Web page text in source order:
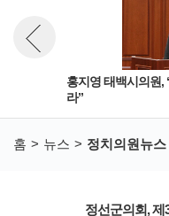
홍지영 태백시의원,
라”
뉴스 이전보기
홈 뉴스 정치의원뉴스
정선군의회, 제